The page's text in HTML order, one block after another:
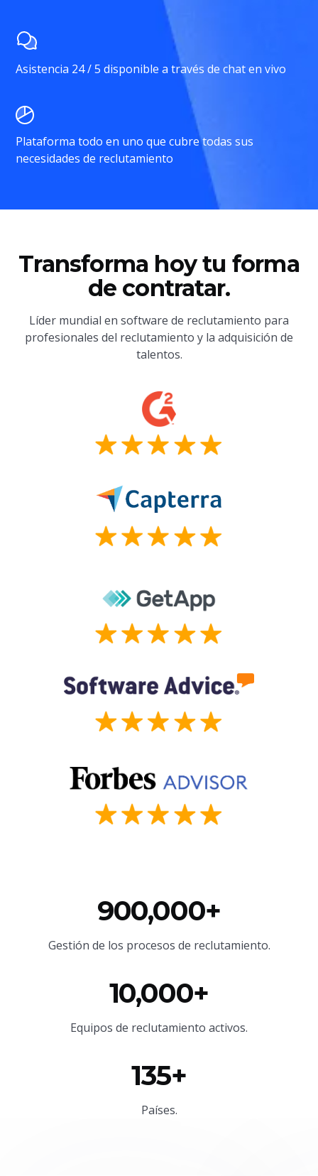
Asistencia 24 / 5 disponible a través de chat en vivo
Plataforma todo en uno que cubre todas sus
necesidades de reclutamiento
Transforma hoy tu forma
de contratar.
Líder mundial en software de reclutamiento para
profesionales del reclutamiento y la adquisición de
talentos.
900,000+
Gestión de los procesos de reclutamiento.
10,000+
Equipos de reclutamiento activos.
135+
Países.